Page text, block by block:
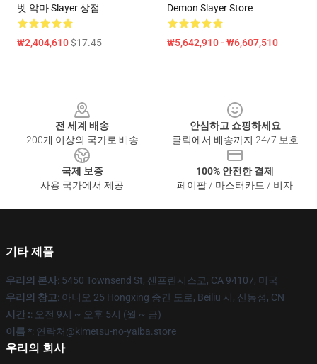
벳 악마 Slayer 상점
₩2,404,610$17.45
Demon Slayer Store
₩5,642,910 - ₩6,607,510
전 세계 배송
200개 이상의 국가로 배송
안심하고 쇼핑하세요
클릭에서 배송까지 24/7 보호
국제 보증
사용 국가에서 제공
100% 안전한 결제
페이팔 / 마스터카드 / 비자
기타 제품
우리의 본사: 5450 Townsend St, 샌프란시스코, CA 94107, 미국
우리의 창고: 아니오 25 Hongxing 중간 도로, Beiliu 시, 산동성, CN
시간 :: 오전 9시 ~ 오후 5시 (월 ~ 금)
이름 *: 연락처@kimetsu-no-yaiba.store
우리의 회사